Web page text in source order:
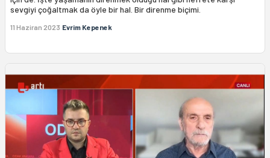
sevgiyi çoğaltmak da öyle bir hal. Bir direnme biçimi.
11 Haziran 2023 Evrim Kepenek